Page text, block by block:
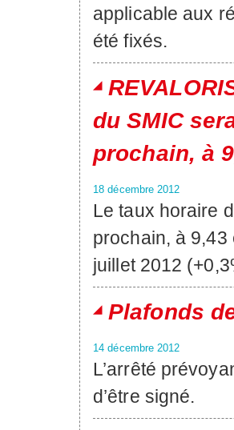
applicable aux
été fixés.
du SMIC
prochain, à
18 décembre 2012
Le taux horaire
prochain, à
juillet 2012
Plafonds
14 décembre 2012
L’arrêté
d’être signé.